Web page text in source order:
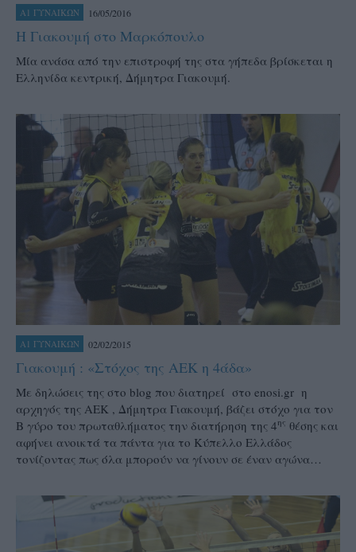
Α1 ΓΥΝΑΙΚΩΝ 16/05/2016
Η Γιακουμή στο Μαρκόπουλο
Μία ανάσα από την επιστροφή της στα γήπεδα βρίσκεται η
Ελληνίδα κεντρική, Δήμητρα Γιακουμή.
Α1 ΓΥΝΑΙΚΩΝ 02/02/2015
Γιακουμή : «Στόχος της ΑΕΚ η 4άδα»
Με δηλώσεις της στο blog που διατηρεί στο enosi.gr η
αρχηγός της ΑΕΚ , Δήμητρα Γιακουμή, βάζει στόχο για τον
Β γύρο του πρωταθλήματος την διατήρηση της 4ης θέσης και
αφήνει ανοικτά τα πάντα για το Κύπελλο Ελλάδος
τονίζοντας πως όλα μπορούν να γίνουν σε έναν αγώνα…